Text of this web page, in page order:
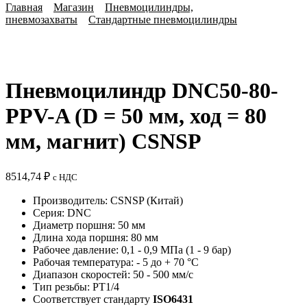
Главная Магазин
Пневмоцилиндры,
пневмозахваты
Стандартные пневмоцилиндры
Пневмоцилиндр DNC50-80-
PPV-A (D = 50 мм, ход = 80
мм, магнит) CSNSP
8514,74 ₽ с НДС
Производитель: CSNSP (Китай)
Серия: DNC
Диаметр поршня: 50 мм
Длина хода поршня: 80 мм
Рабочее давление: 0,1 - 0,9 МПа (1 - 9 бар)
Рабочая температура: - 5 до + 70 °C
Диапазон скоростей: 50 - 500 мм/с
Тип резьбы: РТ1/4
Соответствует стандарту ISO6431